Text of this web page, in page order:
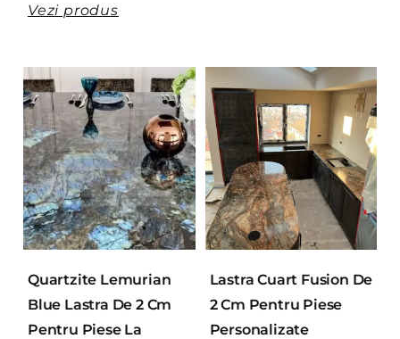
Vezi produs
Quartzite Lemurian
Blue Lastra De 2 Cm
Pentru Piese La
Lastra Cuart Fusion De
2 Cm Pentru Piese
Personalizate